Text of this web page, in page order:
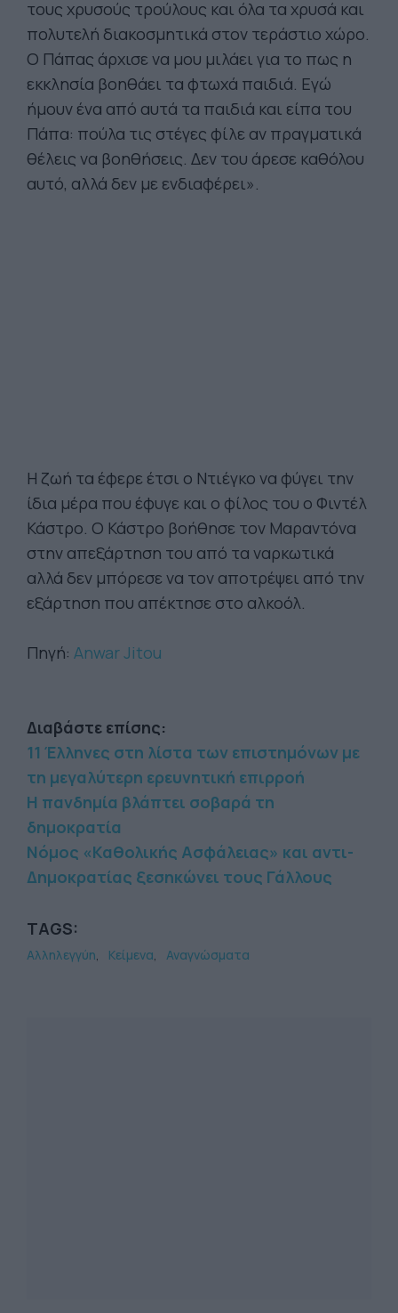
τους χρυσούς τρούλους και όλα τα χρυσά και
πολυτελή διακοσμητικά στον τεράστιο χώρο.
Ο Πάπας άρχισε να μου μιλάει για το πως η
εκκλησία βοηθάει τα φτωχά παιδιά. Εγώ
ήμουν ένα από αυτά τα παιδιά και είπα του
Πάπα: πούλα τις στέγες φίλε αν πραγματικά
θέλεις να βοηθήσεις. Δεν του άρεσε καθόλου
αυτό, αλλά δεν με ενδιαφέρει».
Η ζωή τα έφερε έτσι ο Ντιέγκο να φύγει την
ίδια μέρα που έφυγε και ο φίλος του ο Φιντέλ
Κάστρο. Ο Κάστρο βοήθησε τον Μαραντόνα
στην απεξάρτηση του από τα ναρκωτικά
αλλά δεν μπόρεσε να τον αποτρέψει από την
εξάρτηση που απέκτησε στο αλκοόλ.
Πηγή: Anwar Jitou
Διαβάστε επίσης:
11 Έλληνες στη λίστα των επιστημόνων με
τη μεγαλύτερη ερευνητική επιρροή
Η πανδημία βλάπτει σοβαρά τη
δημοκρατία
Νόμος «Καθολικής Ασφάλειας» και αντι-
Δημοκρατίας ξεσηκώνει τους Γάλλους
TAGS:
Αλληλεγγύη Κείμενα Αναγνώσματα